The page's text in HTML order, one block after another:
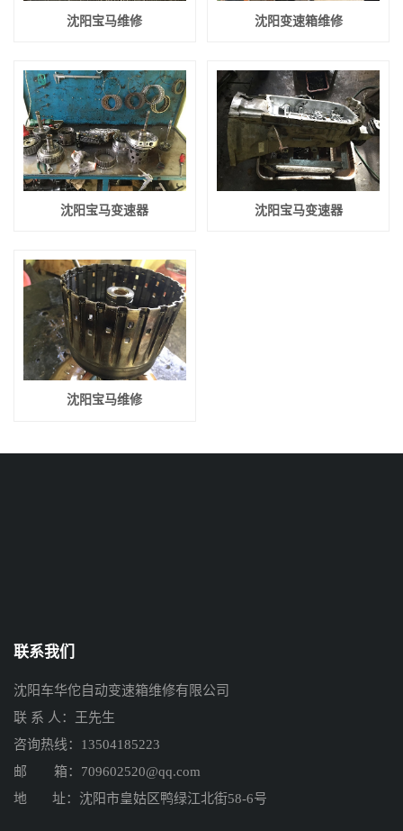
沈阳宝马维修 沈阳变速箱维修
沈阳宝马变速器 沈阳宝马变速器
沈阳宝马维修
联系我们
沈阳车华佗自动变速箱维修有限公司
联 系 人：王先生
咨询热线：13504185223
邮 箱：709602520@qq.com
地 址：沈阳市皇姑区鸭绿江北街58-6号